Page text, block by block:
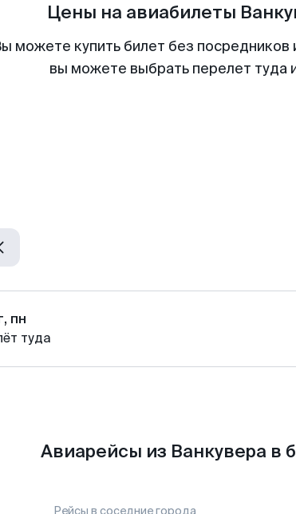
Цены на авиабилеты
можете купить билет без
вы можете выбрать перелет туда
пн
туда
Авиарейсы из Ванкувера в
Рейсы в соседние города